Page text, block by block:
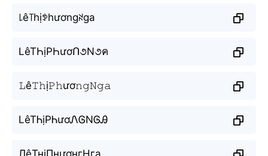
꒒ê꓄hịꉣhươngꋊga
LêTҺịPҺươՈ૭N૭ค
𝙻ê𝚃𝚑ị𝙿𝚑ươ𝚗𝚐𝙽𝚐𝚊
LêTᏂịPᏂươᏁᎶNᎶᎯ
ЛêТнịПнươнгНга